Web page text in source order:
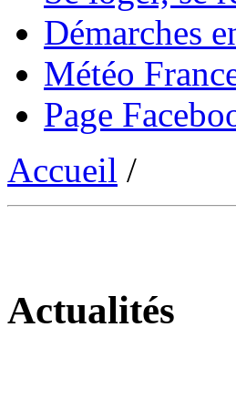
Démarches
Météo
Page
Accueil /
Actualités